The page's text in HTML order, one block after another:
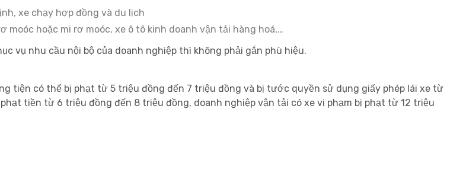
xe chạy hợp đồng và du lịch
moóc hoặc mi rơ moóc, xe ô tô kinh doanh vận tải hàng hoá,…
vụ nhu cầu nội bộ của doanh nghiệp thì không phải gắn phù hiệu.
tiện có thể bị phạt từ 5 triệu đồng đến 7 triệu đồng và bị tước quyền sử dụng giấy phép lái xe từ
tiền từ 6 triệu đồng đến 8 triệu đồng, doanh nghiệp vận tải có xe vi phạm bị phạt từ 12 triệu